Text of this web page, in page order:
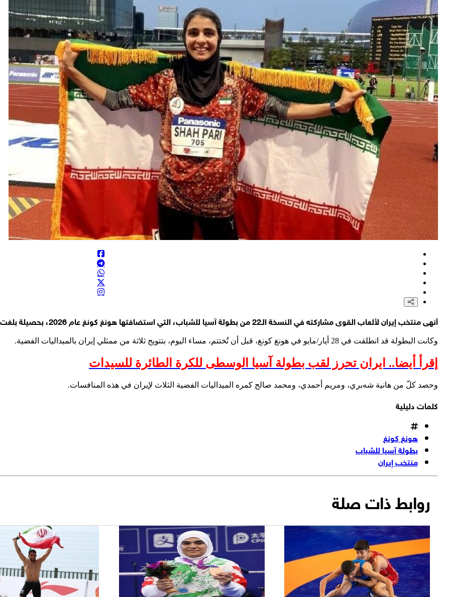
هيئة بث الاحتلال عن مصدر أمني: واشنطن أبلغت "إسرائيل" أن حزب الله لم يخرق وقف إطلاق النار أمس في مجدل زون
رئيس مجلس الشورى الإيراني: استخدام الترهيب والأخبار الكاذبة استراتيجية فاشلة وعلى الطرف الآخر الاعتراف بالحقائق والوفاء بالتزاماته
صحيفة "غلوبس" العبرية: محكمة إيطالية تلغي صفقة لتزويد مطار ليوناردو دا فينشي - فيوميتشينو بالعاصمة روما بنظام رادار "إسرائيلي"
اليمن: المجلس السياسي الأعلى: معادلة "الحصار بالحصار والتصعيد بالتصعيد" أصبحت معادلة ثابتة وراسخة
اليمن: المجلس السياسي الأعلى: نبارك العملية النوعية الواسعة للقوات المسلحة اليمنية ضد تحشيدات النظام السعودي
أنهى منتخب إيران لألعاب القوى مشاركته في النسخة الـ22 من بطولة آسيا للشباب، التي استضافتها هونغ كونغ عام 2026، بحصيلة بلغت ثلاث ميداليات فضية.
وكانت البطولة قد انطلقت في 28 أيار/مايو في هونغ كونغ، قبل أن تُختتم، مساء اليوم، بتتويج ثلاثة من ممثلي إيران بالميداليات الفضية.
إقرأ أيضا.. ايران تحرز لقب بطولة آسيا الوسطى للكرة الطائرة للسيدات
وحصد كلّ من هانية شه‌بري، ومريم أحمدي، ومحمد صالح كمره الميداليات الفضية الثلاث لإيران في هذه المنافسات.
كلمات دليلية
هونغ كونغ
بطولة آسيا للشباب
منتخب إيران
روابط ذات صلة